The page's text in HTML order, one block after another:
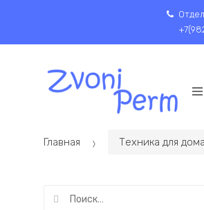
navigation
содержимому
Главная Техника для дома